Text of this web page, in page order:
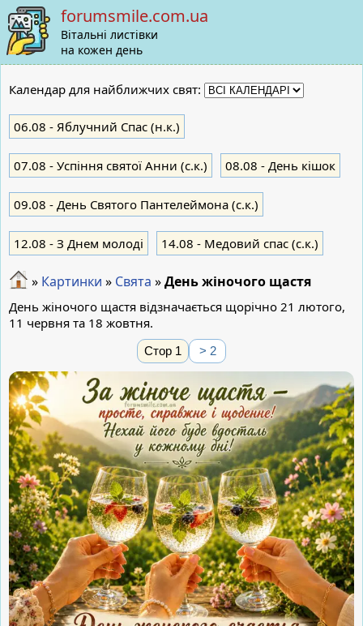
forumsmile.com.ua
Вітальні листівки
на кожен день
Календар для найближчих свят:
06.08 - Яблучний Cпас (н.к.)
07.08 - Успіння святої Анни (с.к.) 08.08 - День кішок
09.08 - День Святого Пантелеймона (с.к.)
12.08 - З Днем молоді 14.08 - Медовий спас (с.к.)
» Картинки » Свята »День жіночого щастя
День жіночого щастя відзначається щорічно 21 лютого,
11 червня та 18 жовтня.
Стор 1 > 2